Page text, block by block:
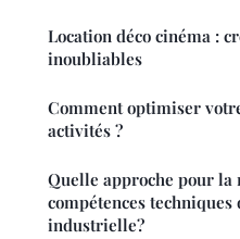
Location déco cinéma :
inoubliables
Comment optimiser
activités ?
Quelle approche pour la
compétences techniques
industrielle?